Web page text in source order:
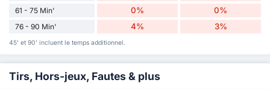
61 - 75 Min' 0% 0%
76 - 90 Min' 4% 3%
45' et 90' incluent le temps additionnel.
Tirs, Hors-jeux, Fautes & plus